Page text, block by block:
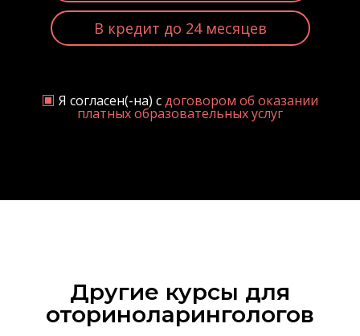
В кредит до 24 месяцев
Я согласен(-на) сдоговором об оказании
платных образовательных услуг
Другие курсы для
оториноларингологов‎